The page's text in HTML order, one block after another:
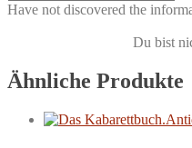
Have not discovered the
Du bist
Ähnliche Produkte